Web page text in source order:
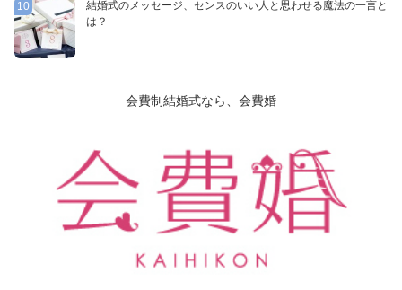
10
結婚式のメッセージ、センスのいい人と思わせる魔法の一言と
は？
会費制結婚式なら、会費婚